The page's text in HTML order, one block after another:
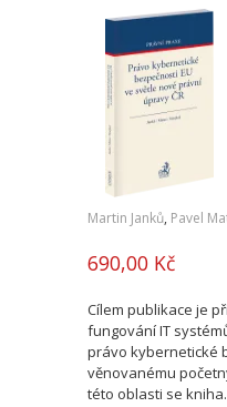
Martin Janků, Pavel
690,00 Kč
Cílem publikace je
fungování IT
právo kybernetické
věnovanému
této oblasti se